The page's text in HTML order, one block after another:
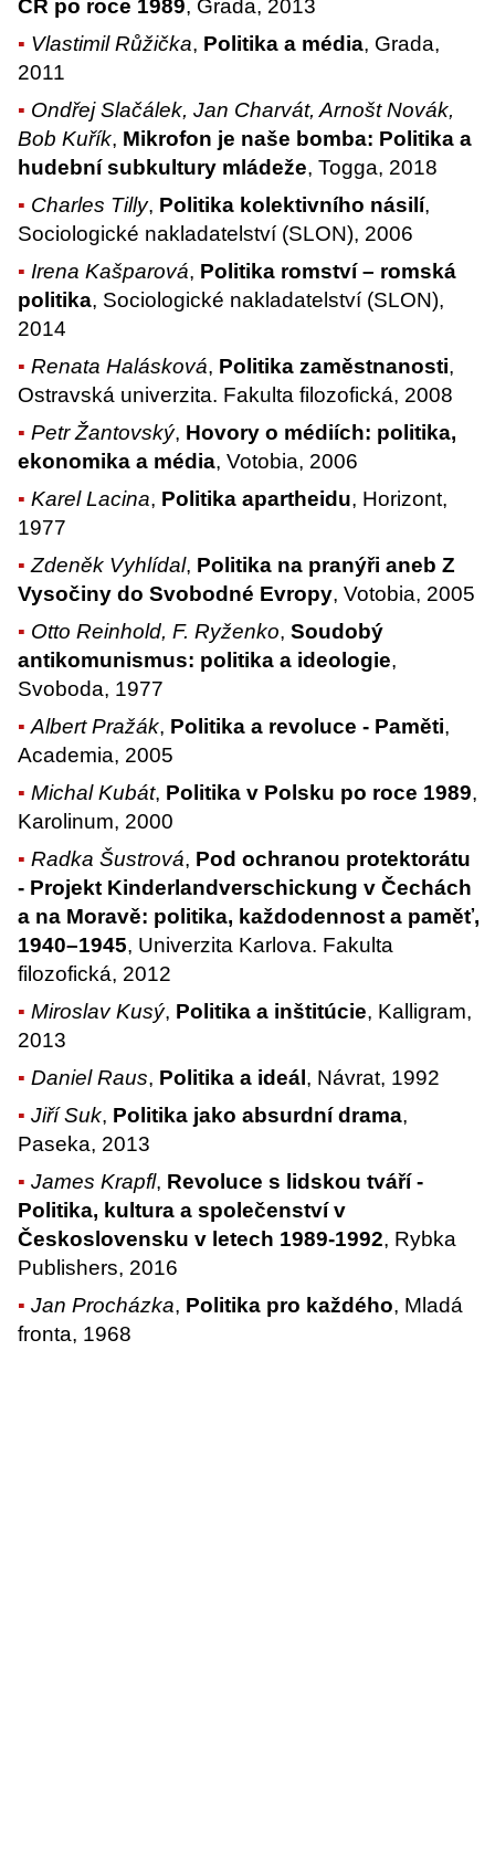
ČR po roce 1989, Grada, 2013
Vlastimil Růžička, Politika a média, Grada,
2011
Ondřej Slačálek, Jan Charvát, Arnošt Novák,
Bob Kuřík, Mikrofon je naše bomba: Politika a
hudební subkultury mládeže, Togga, 2018
Charles Tilly, Politika kolektivního násilí,
Sociologické nakladatelství (SLON), 2006
Irena Kašparová, Politika romství – romská
politika, Sociologické nakladatelství (SLON),
2014
Renata Halásková, Politika zaměstnanosti,
Ostravská univerzita. Fakulta filozofická, 2008
Petr Žantovský, Hovory o médiích: politika,
ekonomika a média, Votobia, 2006
Karel Lacina, Politika apartheidu, Horizont,
1977
Zdeněk Vyhlídal, Politika na pranýři aneb Z
Vysočiny do Svobodné Evropy, Votobia, 2005
Otto Reinhold, F. Ryženko,Soudobý
antikomunismus: politika a ideologie,
Svoboda, 1977
Albert Pražák, Politika a revoluce - Paměti,
Academia, 2005
Michal Kubát, Politika v Polsku po roce 1989,
Karolinum, 2000
Radka Šustrová, Pod ochranou protektorátu
- Projekt Kinderlandverschickung v Čechách
a na Moravě: politika, každodennost a paměť,
1940–1945, Univerzita Karlova. Fakulta
filozofická, 2012
Miroslav Kusý, Politika a inštitúcie, Kalligram,
2013
Daniel Raus, Politika a ideál , Návrat, 1992
Jiří Suk, Politika jako absurdní drama,
Paseka, 2013
James Krapfl, Revoluce s lidskou tváří -
Politika, kultura a společenství v
Československu v letech 1989-1992, Rybka
Publishers, 2016
Jan Procházka, Politika pro každého, Mladá
fronta, 1968